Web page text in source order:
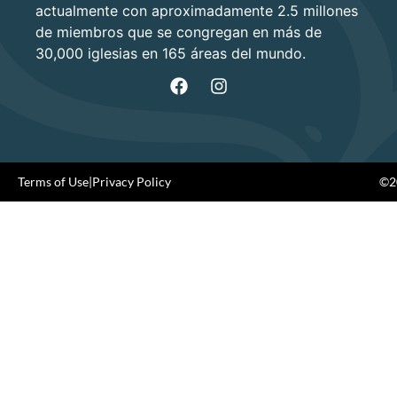
actualmente con aproximadamente 2.5 millones
de miembros que se congregan en más de
30,000 iglesias en 165 áreas del mundo.
Terms of Use|Privacy Policy